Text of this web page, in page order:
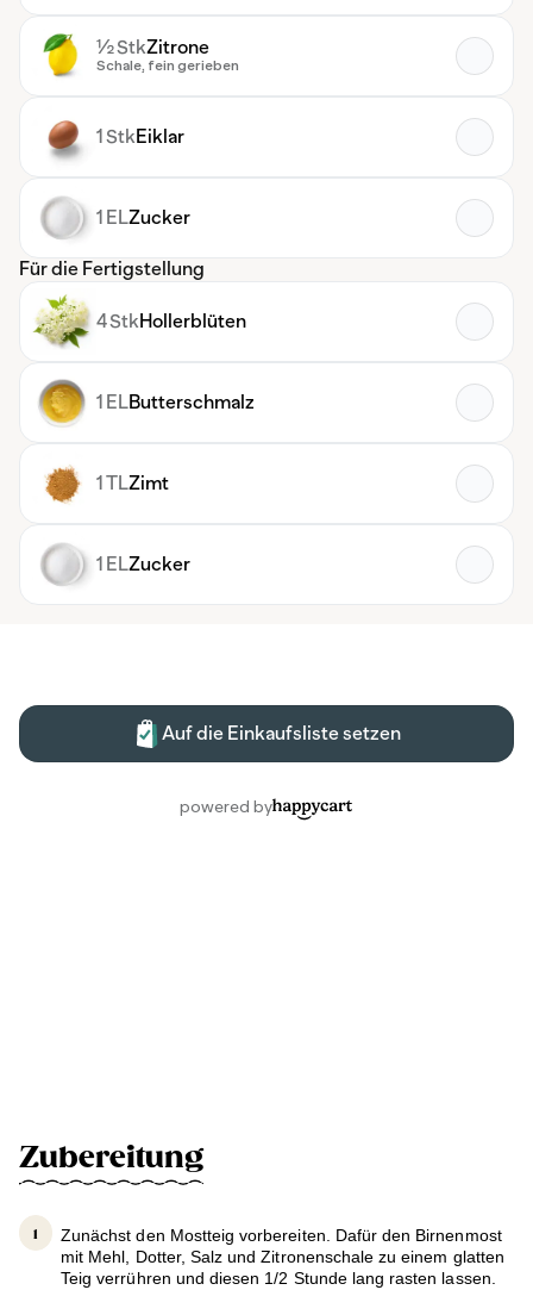
Zubereitung
Zunächst den Mostteig vorbereiten. Dafür den Birnenmost
mit Mehl, Dotter, Salz und Zitronenschale zu einem glatten
Teig verrühren und diesen 1/2 Stunde lang rasten lassen.